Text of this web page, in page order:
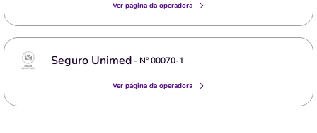
Ver página da operadora
Seguro Unimed- Nº00070-1
Ver página da operadora